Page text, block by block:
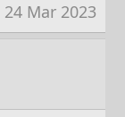
24 Mar 2023